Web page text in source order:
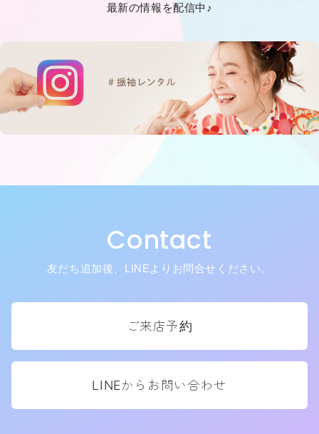
最新の情報を配信中♪
Contact
友だち追加後、LINEよりお問合せください。
ご来店予約
LINEからお問い合わせ